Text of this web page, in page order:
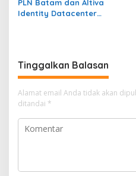
PLN Batam dan Altiva
Identity Datacenter
Tinggalkan Balasan
Alamat email Anda tidak akan
ditandai *